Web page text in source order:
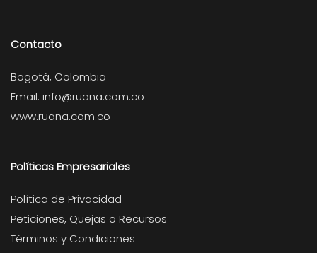
Contacto
Bogotá, Colombia
Email: info@ruana.com.co
www.ruana.com.co
Políticas Empresariales
Política de Privacidad
Peticiones, Quejas o Recursos
Términos y Condiciones